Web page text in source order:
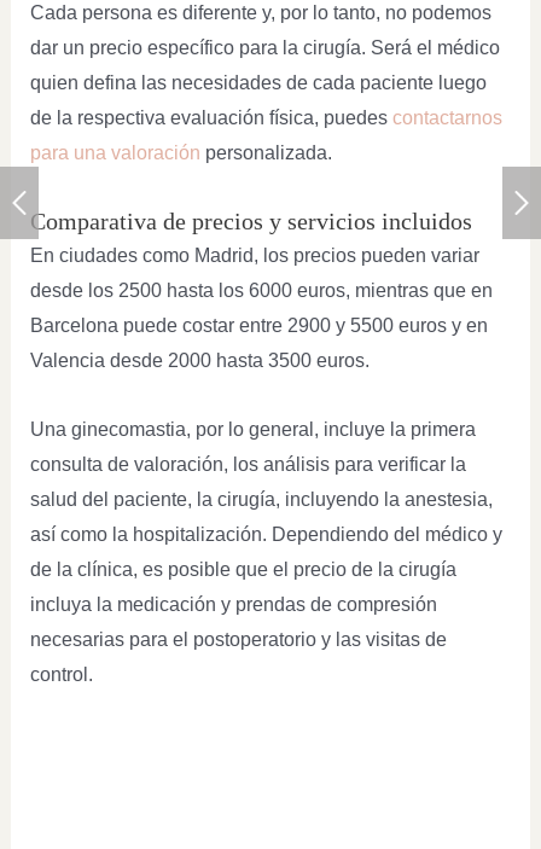
Cada persona es diferente y, por lo tanto, no podemos
dar un precio específico para la cirugía. Será el médico
quien defina las necesidades de cada paciente luego
de la respectiva evaluación física, puedes contactarnos
para una valoración personalizada.
Comparativa de precios y servicios incluidos
En ciudades como Madrid, los precios pueden variar
desde los 2500 hasta los 6000 euros, mientras que en
Barcelona puede costar entre 2900 y 5500 euros y en
Valencia desde 2000 hasta 3500 euros.
Una ginecomastia, por lo general, incluye la primera
consulta de valoración, los análisis para verificar la
salud del paciente, la cirugía, incluyendo la anestesia,
así como la hospitalización. Dependiendo del médico y
de la clínica, es posible que el precio de la cirugía
incluya la medicación y prendas de compresión
necesarias para el postoperatorio y las visitas de
control.